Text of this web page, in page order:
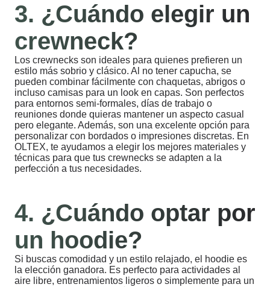
3. ¿Cuándo elegir un
crewneck?
Los crewnecks son ideales para quienes prefieren un
estilo más sobrio y clásico. Al no tener capucha, se
pueden combinar fácilmente con chaquetas, abrigos o
incluso camisas para un look en capas. Son perfectos
para entornos semi-formales, días de trabajo o
reuniones donde quieras mantener un aspecto casual
pero elegante. Además, son una excelente opción para
personalizar con bordados o impresiones discretas. En
OLTEX, te ayudamos a elegir los mejores materiales y
técnicas para que tus crewnecks se adapten a la
perfección a tus necesidades.
4. ¿Cuándo optar por
un hoodie?
Si buscas comodidad y un estilo relajado, el hoodie es
la elección ganadora. Es perfecto para actividades al
aire libre, entrenamientos ligeros o simplemente para un